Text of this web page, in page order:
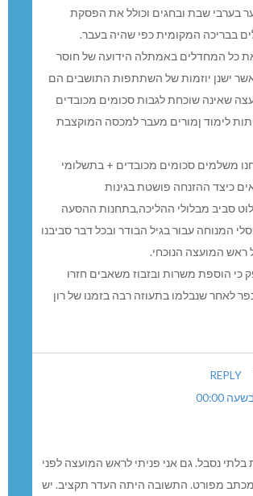
בערבי שבת ובחגים וכולל את הפסקת
בבריכה המקומית כפי שהיה בעבר.
כל המחדלים באמתלה הידועה של חוסר
ישנן יוזמות של השתתפות התושבים הם
שאינה שוכחת לגבות סכומים מכובדים
לימוד ןמורים מעבר למכסה המוקצבת
משלמים סכומים מכובדים + בתשלומי
כיצד ההזנחה פושטת בגינות
סביב מבלולי ההליכה,בתחנות ההסעה
המנוחה עבור בגיל הבודר ובכל דבר סביבנו
ראש המועצה הנוכחי.
כי הוספת משרות ובזבוז משאבים חזרו
לאחר שנבלמו בתעוזה רבה בזמנו של רון
REPLY
נסבל. גם אני פניתי לראש המועצה לפני
במכתב מפורט. התשובה היתה העדר תקציב. יש